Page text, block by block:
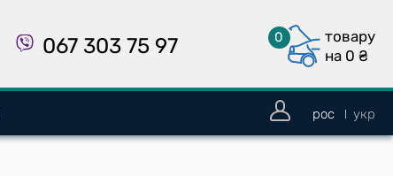
067 303 75 97 0
товару
на 0 ₴
рос укр